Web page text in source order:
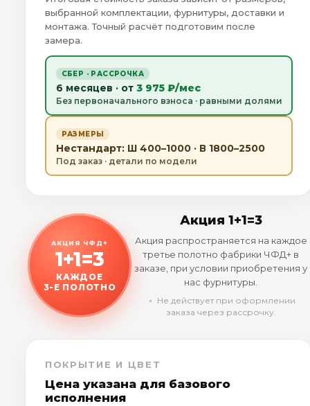
выбранной комплектации, фурнитуры, доставки и
монтажа. Точный расчёт подготовим после
замера.
СБЕР · РАССРОЧКА
6 месяцев · от 3 975 ₽/мес
Без первоначального взноса · равными долями
РАЗМЕРЫ
Нестандарт: Ш 400–1000 · В 1800–2500
Под заказ · детали по модели
АКЦИЯ ЧФД+
1+1=3
КАЖДОЕ
3-Е ПОЛОТНО
Акция 1+1=3
Акция распространяется на каждое
третье полотно фабрики ЧФД+ в
заказе, при условии приобретения у
нас фурнитуры.
﹡ Не действует при оформлении
заказа через рассрочку.
ПОКРЫТИЕ И ЦВЕТ
Цена указана для базового
исполнения